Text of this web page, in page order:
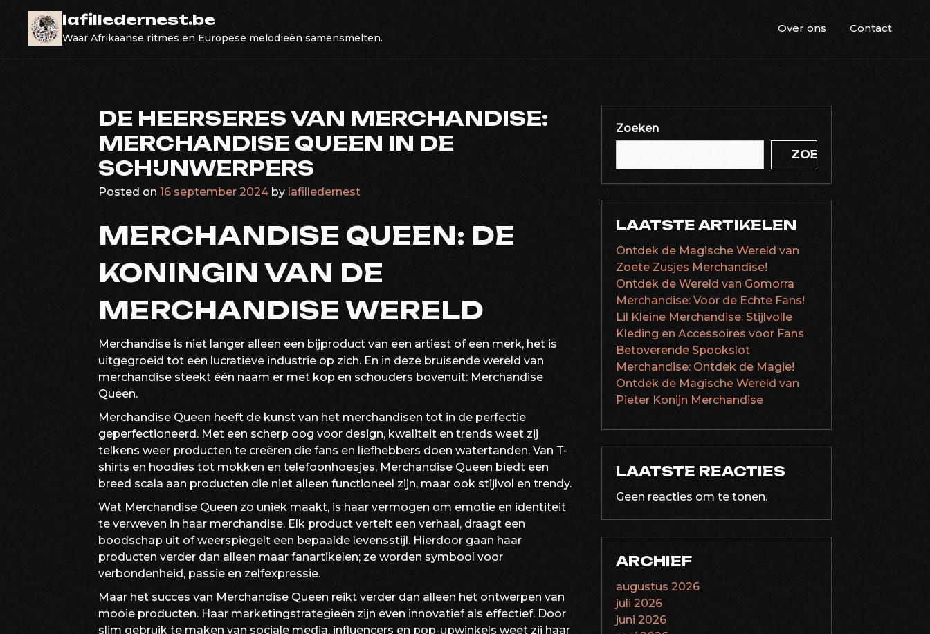
content
lafilledernest.be
Waar Afrikaanse ritmes en Europese melodieën samensmelten.
Over ons Contact
DE HEERSERES VAN MERCHANDISE:
MERCHANDISE QUEEN IN DE
SCHIJNWERPERS
Posted on 16 september 2024 by lafilledernest
MERCHANDISE QUEEN: DE
KONINGIN VAN DE
MERCHANDISE WERELD
Merchandise is niet langer alleen een bijproduct van een artiest of een merk, het is
uitgegroeid tot een lucratieve industrie op zich. En in deze bruisende wereld van
merchandise steekt één naam er met kop en schouders bovenuit: Merchandise
Queen.
Merchandise Queen heeft de kunst van het merchandisen tot in de perfectie
geperfectioneerd. Met een scherp oog voor design, kwaliteit en trends weet zij
telkens weer producten te creëren die fans en liefhebbers doen watertanden. Van T-
shirts en hoodies tot mokken en telefoonhoesjes, Merchandise Queen biedt een
breed scala aan producten die niet alleen functioneel zijn, maar ook stijlvol en trendy.
Wat Merchandise Queen zo uniek maakt, is haar vermogen om emotie en identiteit
te verweven in haar merchandise. Elk product vertelt een verhaal, draagt een
boodschap uit of weerspiegelt een bepaalde levensstijl. Hierdoor gaan haar
producten verder dan alleen maar fanartikelen; ze worden symbool voor
verbondenheid, passie en zelfexpressie.
Maar het succes van Merchandise Queen reikt verder dan alleen het ontwerpen van
mooie producten. Haar marketingstrategieën zijn even innovatief als effectief. Door
slim gebruik te maken van sociale media, influencers en pop-upwinkels weet zij haar
Zoeken
ZOEKEN
LAATSTE ARTIKELEN
Ontdek de Magische Wereld van
Zoete Zusjes Merchandise!
Ontdek de Wereld van Gomorra
Merchandise: Voor de Echte Fans!
Lil Kleine Merchandise: Stijlvolle
Kleding en Accessoires voor Fans
Betoverende Spookslot
Merchandise: Ontdek de Magie!
Ontdek de Magische Wereld van
Pieter Konijn Merchandise
LAATSTE REACTIES
Geen reacties om te tonen.
ARCHIEF
augustus 2026
juli 2026
juni 2026